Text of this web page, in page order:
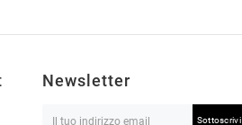
Newsletter
Sottoscrivi